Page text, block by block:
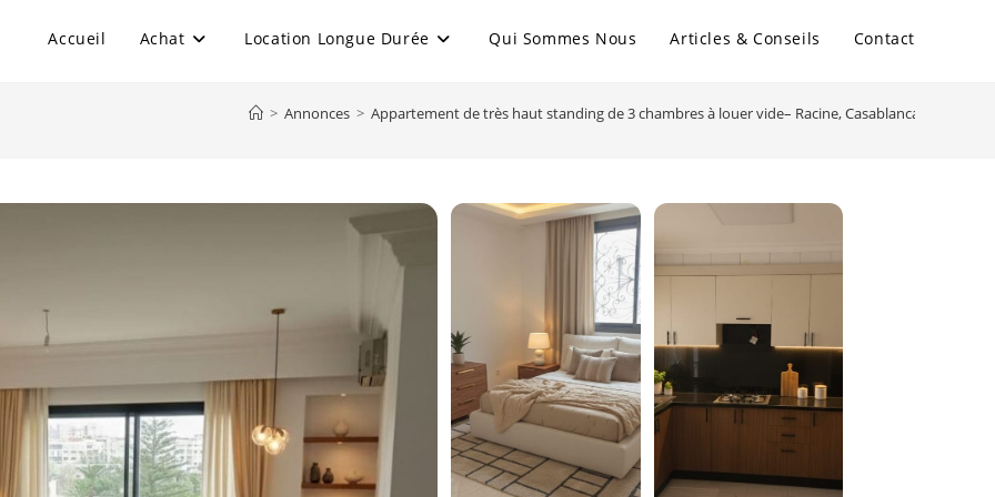
Accueil Achat Location Longue Durée Qui Sommes Nous Articles & Conseils Contact
> Annonces > Appartement de très haut standing de 3 chambres à louer vide– Racine, Casablanca